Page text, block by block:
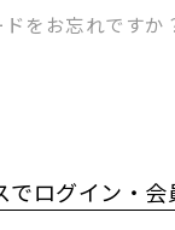
をお忘れですか
でログイン・会